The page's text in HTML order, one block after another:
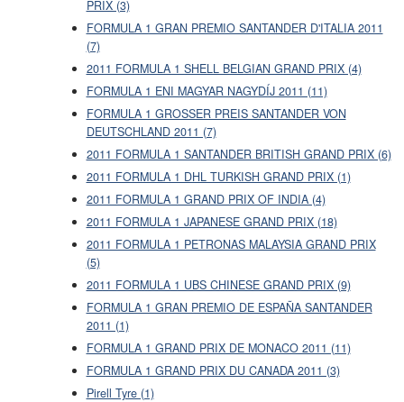
PRIX (3)
FORMULA 1 GRAN PREMIO SANTANDER D'ITALIA 2011
(7)
2011 FORMULA 1 SHELL BELGIAN GRAND PRIX (4)
FORMULA 1 ENI MAGYAR NAGYDÍJ 2011 (11)
FORMULA 1 GROSSER PREIS SANTANDER VON
DEUTSCHLAND 2011 (7)
2011 FORMULA 1 SANTANDER BRITISH GRAND PRIX (6)
2011 FORMULA 1 DHL TURKISH GRAND PRIX (1)
2011 FORMULA 1 GRAND PRIX OF INDIA (4)
2011 FORMULA 1 JAPANESE GRAND PRIX (18)
2011 FORMULA 1 PETRONAS MALAYSIA GRAND PRIX
(5)
2011 FORMULA 1 UBS CHINESE GRAND PRIX (9)
FORMULA 1 GRAN PREMIO DE ESPAÑA SANTANDER
2011 (1)
FORMULA 1 GRAND PRIX DE MONACO 2011 (11)
FORMULA 1 GRAND PRIX DU CANADA 2011 (3)
Pirell Tyre (1)